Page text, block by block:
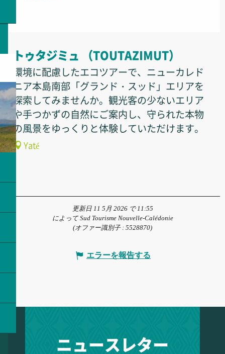
トゥタジミュ （TOUTAZIMUT）
環境に配慮したエコツアーで、ニューカレド
ニア本島南部「グランド・スッド」エリアを
探索してみませんか。観光客の少ないエリア
や手つかずの自然にご案内し、守られた本物
の風景をゆっくりと体験していただけます。
Yaté
更新日 11 5月 2026 で 11:55
によって Sud Tourisme Nouvelle-Calédonie
(オファー識別子 : 5528870)
エラーを報告する
ニュースレター